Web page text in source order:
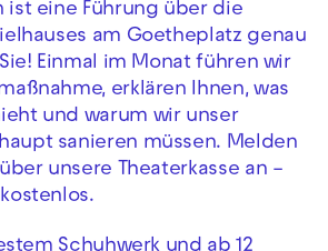
ist eine Führung über die
am Goetheplatz genau
Einmal im Monat führen wir
erklären Ihnen, was
und warum wir unser
sanieren müssen. Melden
unsere Theaterkasse an –
Schuhwerk und ab 12